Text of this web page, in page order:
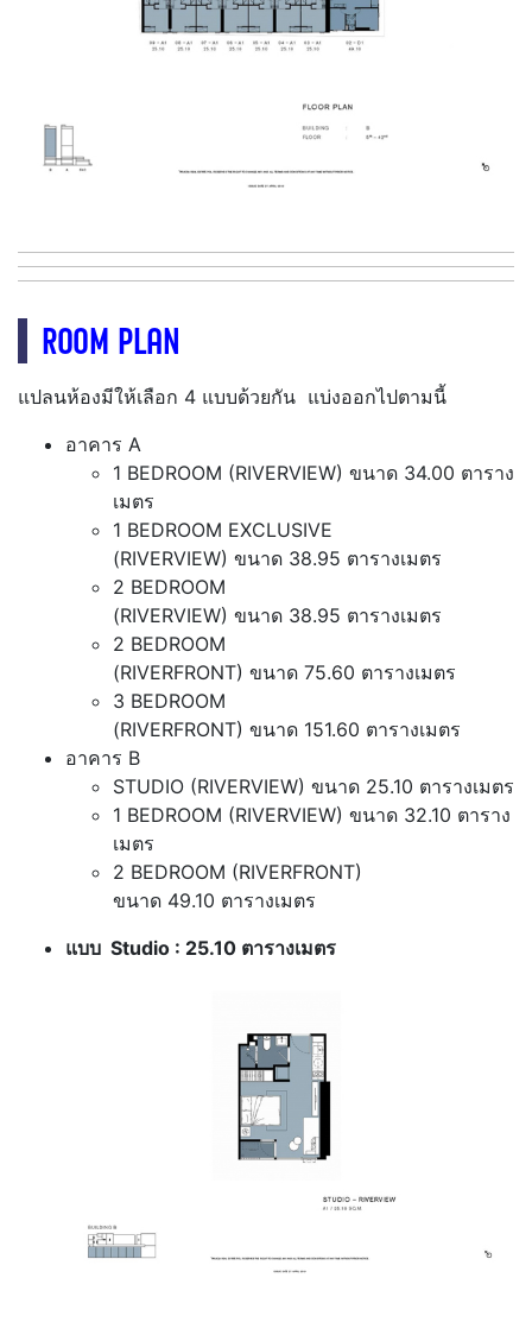
ROOM PLAN
แปลนห้องมีให้เลือก 4 แบบด้วยกัน แบ่งออกไปตามนี้
อาคาร A
1 BEDROOM (RIVERVIEW) ขนาด 34.00 ตาราง
เมตร
1 BEDROOM EXCLUSIVE
(RIVERVIEW) ขนาด 38.95 ตารางเมตร
2 BEDROOM
(RIVERVIEW) ขนาด 38.95 ตารางเมตร
2 BEDROOM
(RIVERFRONT) ขนาด 75.60 ตารางเมตร
3 BEDROOM
(RIVERFRONT) ขนาด 151.60 ตารางเมตร
อาคาร B
STUDIO (RIVERVIEW) ขนาด 25.10 ตารางเมตร
1 BEDROOM (RIVERVIEW) ขนาด 32.10 ตาราง
เมตร
2 BEDROOM (RIVERFRONT)
ขนาด 49.10 ตารางเมตร
แบบ Studio : 25.10 ตารางเมตร